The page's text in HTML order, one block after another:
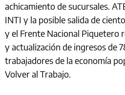
achicamiento de sucursales.
INTI y la posible salida de
y el Frente Nacional Piquetero
y actualización de ingresos de
trabajadores de la economía
Volver al Trabajo.